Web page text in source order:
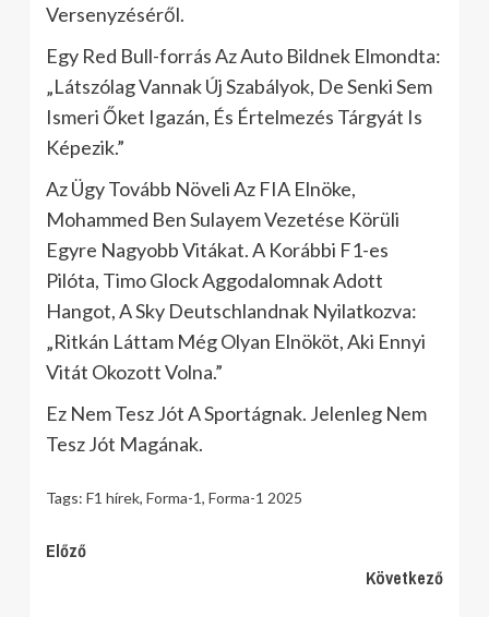
Versenyzéséről.
Egy Red Bull-forrás Az Auto Bildnek Elmondta:
„Látszólag Vannak Új Szabályok, De Senki Sem
Ismeri Őket Igazán, És Értelmezés Tárgyát Is
Képezik.”
Az Ügy Tovább Növeli Az FIA Elnöke,
Mohammed Ben Sulayem Vezetése Körüli
Egyre Nagyobb Vitákat. A Korábbi F1-es
Pilóta, Timo Glock Aggodalomnak Adott
Hangot, A Sky Deutschlandnak Nyilatkozva:
„Ritkán Láttam Még Olyan Elnököt, Aki Ennyi
Vitát Okozott Volna.”
Ez Nem Tesz Jót A Sportágnak. Jelenleg Nem
Tesz Jót Magának.
Tags: F1 hírek, Forma-1, Forma-1 2025
Continue
Előző
Következő